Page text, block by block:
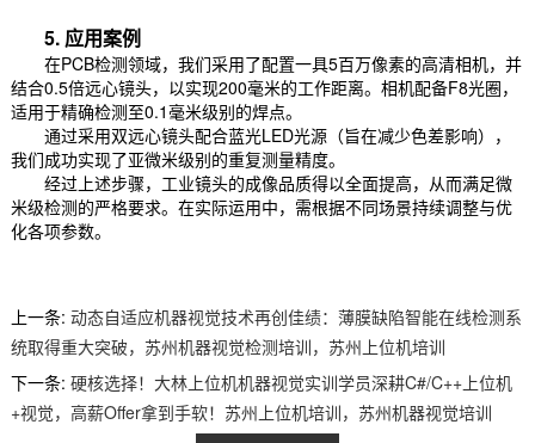
5. 应用案例
在PCB检测领域，我们采用了配置一具5百万像素的高清相机，并
结合0.5倍远心镜头，以实现200毫米的工作距离。相机配备F8光圈，
适用于精确检测至0.1毫米级别的焊点。
通过采用双远心镜头配合蓝光LED光源（旨在减少色差影响），
我们成功实现了亚微米级别的重复测量精度。
经过上述步骤，工业镜头的成像品质得以全面提高，从而满足微
米级检测的严格要求。在实际运用中，需根据不同场景持续调整与优
化各项参数。
上一条: 动态自适应机器视觉技术再创佳绩：薄膜缺陷智能在线检测系
统取得重大突破，苏州机器视觉检测培训，苏州上位机培训
下一条: 硬核选择！大林上位机机器视觉实训学员深耕C#/C++上位机
+视觉，高薪Offer拿到手软！苏州上位机培训，苏州机器视觉培训